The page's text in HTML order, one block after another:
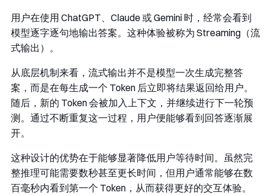
用户在使用 ChatGPT、Claude 或 Gemini 时，经常会看到
模型逐字逐句地输出答案。这种体验被称为 Streaming（流
式输出）。
从底层机制来看，流式输出并不是模型一次生成完整答
案，而是在每生成一个 Token 后立即将结果返回给用户。
随后，新的 Token 会被加入上下文，并继续进行下一轮预
测。通过不断重复这一过程，用户便能够看到回答逐渐展
开。
这种设计的优势在于能够显著降低用户等待时间。虽然完
整推理可能需要数秒甚至更长时间，但用户通常能够在数
百毫秒内看到第一个 Token，从而获得更好的交互体验。